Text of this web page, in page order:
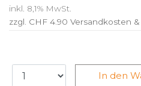
inkl. 8,1% MwSt.
zzgl. CHF 4.90 Versandkosten
In den